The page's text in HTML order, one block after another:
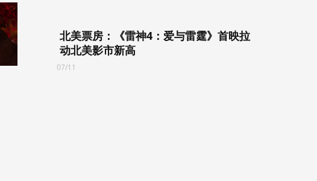
北美票房：《雷神4：爱与雷霆》首映拉
动北美影市新高
07/11